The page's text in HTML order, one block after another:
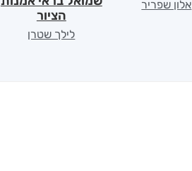
אלון שפריר
הציור
לילך שטרן